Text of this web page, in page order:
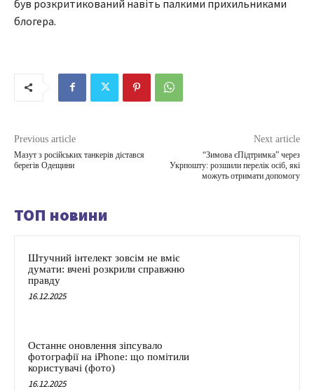
був розкритикований навіть палкими прихильниками
блогера.
Previous article
Мазут з російських танкерів дістався
берегів Одещини
Next article
“Зимова єПідтримка” через
Укрпошту: розшили перелік осіб, які
можуть отримати допомогу
ТОП новини
Штучний інтелект зовсім не вміє
думати: вчені розкрили справжню
правду
16.12.2025
Останнє оновлення зіпсувало
фотографії на iPhone: що помітили
користувачі (фото)
16.12.2025